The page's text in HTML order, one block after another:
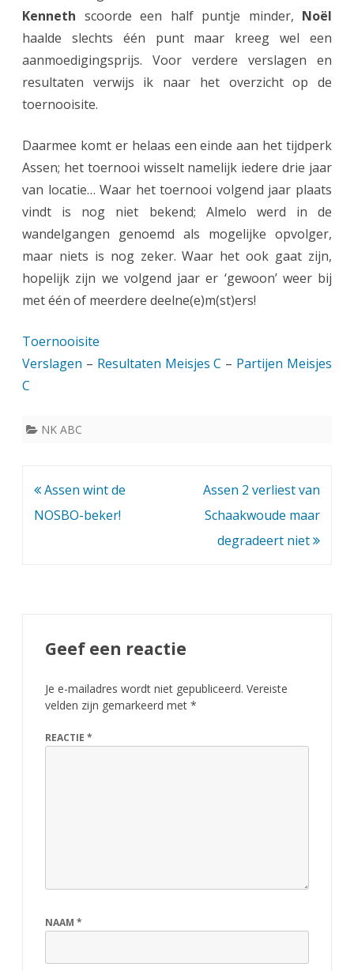
Kenneth scoorde een half puntje minder, Noël
haalde slechts één punt maar kreeg wel een
aanmoedigingsprijs. Voor verdere verslagen en
resultaten verwijs ik naar het overzicht op de
toernooisite.
Daarmee komt er helaas een einde aan het tijdperk
Assen; het toernooi wisselt namelijk iedere drie jaar
van locatie… Waar het toernooi volgend jaar plaats
vindt is nog niet bekend; Almelo werd in de
wandelgangen genoemd als mogelijke opvolger,
maar niets is nog zeker. Waar het ook gaat zijn,
hopelijk zijn we volgend jaar er ‘gewoon’ weer bij
met één of meerdere deelne(e)m(st)ers!
Toernooisite
Verslagen – Resultaten Meisjes C – Partijen Meisjes
C
NK ABC
Bericht
navigatie
Assen wint de
NOSBO-beker!
Assen 2 verliest van
Schaakwoude maar
degradeert niet
Geef een reactie
Je e-mailadres wordt niet gepubliceerd. Vereiste
velden zijn gemarkeerd met *
REACTIE *
NAAM *